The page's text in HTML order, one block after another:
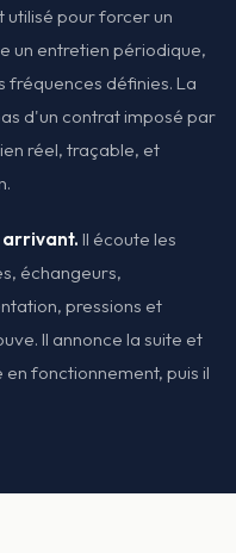
utilisé pour forcer un
un entretien périodique,
fréquences définies. La
d'un contrat imposé par
réel, traçable, et
Il écoute les
échangeurs,
pressions et
Il annonce la suite et
fonctionnement, puis il